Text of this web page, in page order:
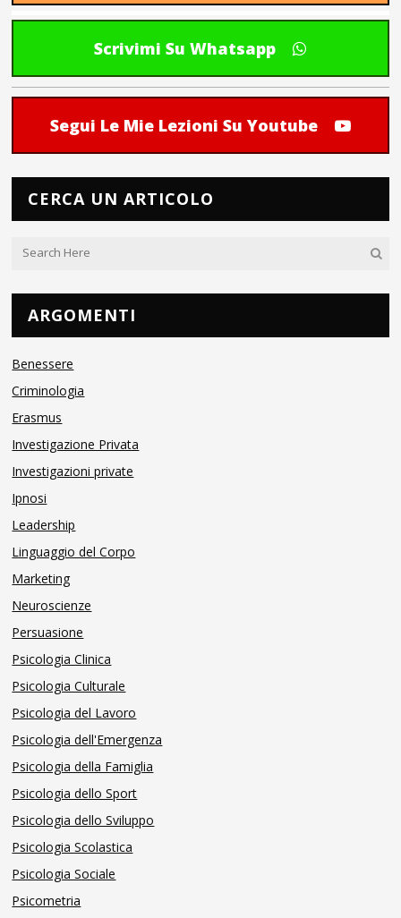
Scrivimi Su Whatsapp
Segui Le Mie Lezioni Su Youtube
CERCA UN ARTICOLO
ARGOMENTI
Benessere
Criminologia
Erasmus
Investigazione Privata
Investigazioni private
Ipnosi
Leadership
Linguaggio del Corpo
Marketing
Neuroscienze
Persuasione
Psicologia Clinica
Psicologia Culturale
Psicologia del Lavoro
Psicologia dell'Emergenza
Psicologia della Famiglia
Psicologia dello Sport
Psicologia dello Sviluppo
Psicologia Scolastica
Psicologia Sociale
Psicometria